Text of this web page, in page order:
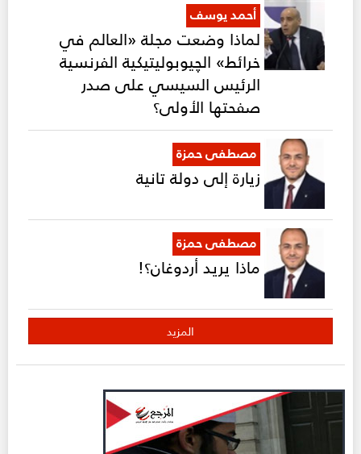
أحمد يوسف
لماذا وضعت مجلة «العالم في
خرائط» الچيوبوليتيكية الفرنسية
الرئيس السيسي على صدر
صفحتها الأولى؟
مصطفى حمزة
زيارة إلى دولة تانية
مصطفى حمزة
ماذا يريد أردوغان؟!
المزيد